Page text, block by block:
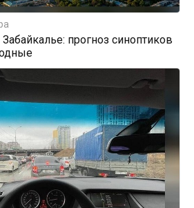
прогноз синоптиков